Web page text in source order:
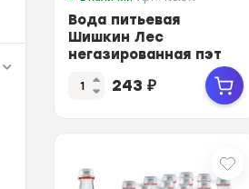
Вода питьевая
Шишкин Лес
негазированная пэт
243 ₽